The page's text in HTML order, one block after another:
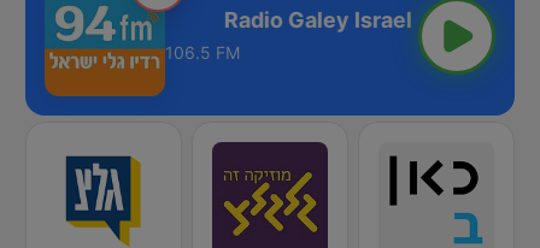
Radio Galey Israel (רדיו גלי ישראל)
106.5 FM